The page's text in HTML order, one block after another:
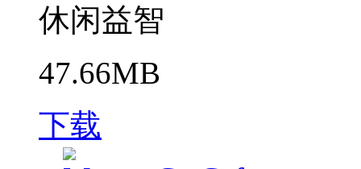
休闲益智
47.66MB
下载